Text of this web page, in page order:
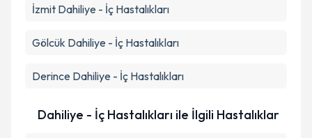
İzmit Dahiliye - İç Hastalıkları
Gölcük Dahiliye - İç Hastalıkları
Derince Dahiliye - İç Hastalıkları
Dahiliye - İç Hastalıkları ile İlgili Hastalıklar